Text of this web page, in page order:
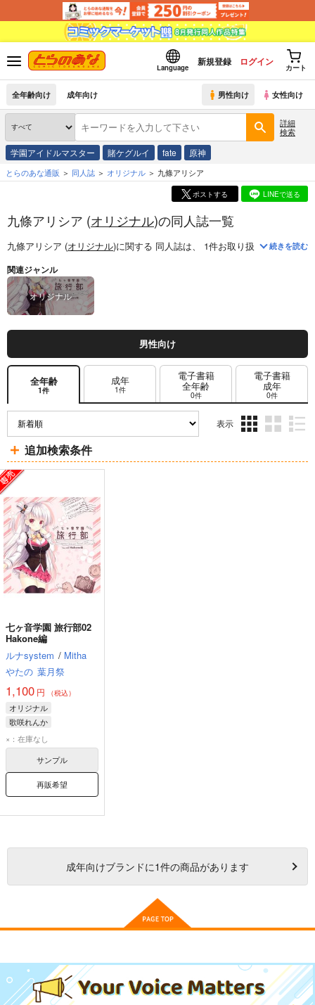
Language
新規登録 ログイン
カート
全年齢向け 成年向け 男性向け 女性向け
詳細
検索
学園アイドルマスター 賭ケグルイ fate 原神
とらのあな通販 同人誌 オリジナル 九條アリシア
ポストする LINEで送る
九條アリシア (オリジナル)の同人誌一覧
九條アリシア (オリジナル)に関する 同人誌は、 1件お取り扱いがございま
続きを読む
関連ジャンル
オリジナル
男性向け
全年齢
1件
成年
1件
電子書籍
全年齢
0件
電子書籍
成年
0件
表示
ム
ム
ム
追加検索条件
七ヶ音学園 旅行部02
Hakone編
ルナsystem / Mitha
やたの 葉月祭
1,100 円 （税込）
オリジナル
歌咲れんか
九條アリシア
観羽結月
×：在庫なし
サンプル
再販希望
成年向けブランドに1件の商品があります